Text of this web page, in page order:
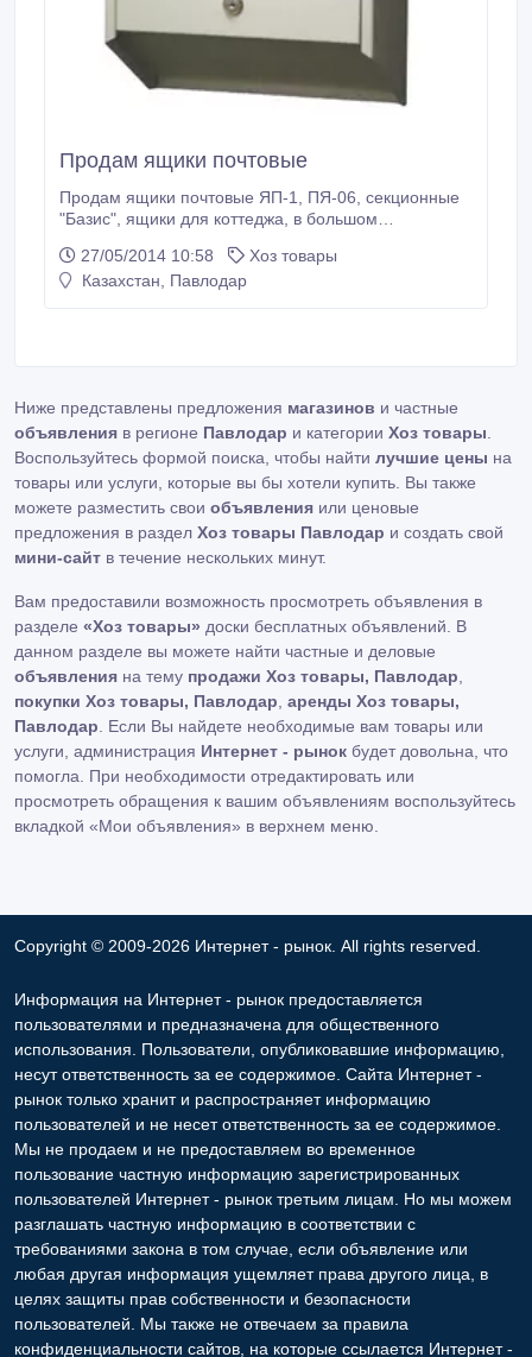
Продам ящики почтовые
Продам ящики почтовые ЯП-1, ПЯ-06, секционные
"Базис", ящики для коттеджа, в большом
доставка, отгрузки по Росси и Казахстану от 1шт. ,
Всегда в наличии, цены производителя..
27/05/2014 10:58
Хоз товары
Казахстан, Павлодар
Ниже представлены предложения магазинов и частные
объявления в регионе Павлодар и категории Хоз товары
Воспользуйтесь формой поиска, чтобы найти лучшие цены на
товары или услуги, которые вы бы хотели купить. Вы также
можете разместить свои объявления или ценовые
предложения в раздел Хоз товары Павлодар и создать свой
мини-сайт в течение нескольких минут.
Вам предоставили возможность просмотреть объявления в
разделе «Хоз товары» доски бесплатных объявлений. В
данном разделе вы можете найти частные и деловые
объявления на тему продажи Хоз товары, Павлодар
покупки Хоз товары, Павлодар аренды Хоз товары,
Павлодар . Если Вы найдете необходимые вам товары или
услуги, администрация Интернет - рынок будет довольна, что
помогла. При необходимости отредактировать или
просмотреть обращения к вашим объявлениям воспользуйтесь
вкладкой «Мои объявления» в верхнем меню.
Copyright © 2009-2026 Интернет - рынок. All rights reserved.
Информация на Интернет - рынок предоставляется
пользователями и предназначена для общественного
использования. Пользователи, опубликовавшие информацию,
несут ответственность за ее содержимое. Сайта Интернет -
рынок только хранит и распространяет информацию
пользователей и не несет ответственность за ее содержимое.
Мы не продаем и не предоставляем во временное
пользование частную информацию зарегистрированных
пользователей Интернет - рынок третьим лицам. Но мы можем
разглашать частную информацию в соответствии с
требованиями закона в том случае, если объявление или
любая другая информация ущемляет права другого лица, в
целях защиты прав собственности и безопасности
пользователей. Мы также не отвечаем за правила
конфиденциальности сайтов, на которые ссылается Интернет -